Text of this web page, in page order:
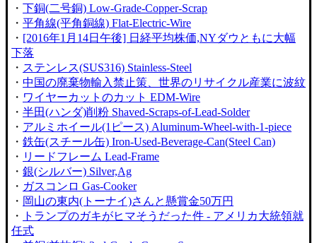
・ 下銅(二号銅) Low-Grade-Copper-Scrap
・ 平角線(平角銅線) Flat-Electric-Wire
・ [2016年1月14日午後] 日経平均株価,NYダウともに大幅
下落
・ ステンレス(SUS316) Stainless-Steel
・ 中国の廃棄物輸入禁止策、世界のリサイクル産業に波紋
・ ワイヤーカットのカット EDM-Wire
・ 半田(ハンダ)削粉 Shaved-Scraps-of-Lead-Solder
・ アルミホイール(1ピース) Aluminum-Wheel-with-1-piece
・ 鉄缶(スチール缶) Iron-Used-Beverage-Can(Steel Can)
・ リードフレーム Lead-Frame
・ 銀(シルバー) Silver,Ag
・ ガスコンロ Gas-Cooker
・ 岡山の東内(トーナイ)さんと懸賞金50万円
・
トランプのガキがヒマそうだった件 - アメリカ大統領就
任式